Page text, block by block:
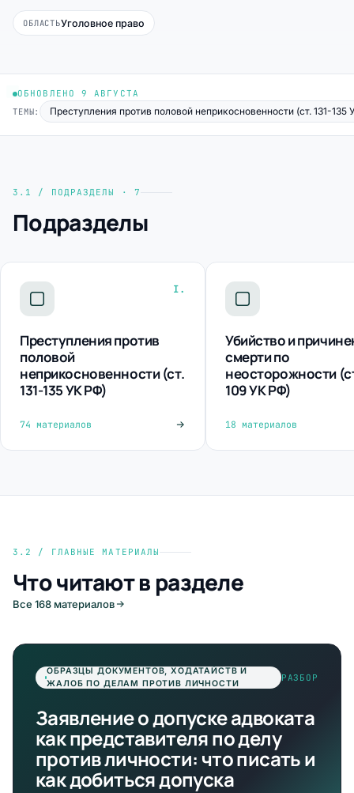
ОБЛАСТЬУголовное право
ОБНОВЛЕНО 9 АВГУСТА
ТЕМЫ:
Преступления против половой неприкосновенности (ст. 131-135
3.1 / ПОДРАЗДЕЛЫ · 7
Подразделы
I.
Преступления против
половой
неприкосновенности (ст.
131-135 УК РФ)
74 материалов
Убийство и
смерти по
неосторожности
109 УК РФ)
18 материалов
3.2 / ГЛАВНЫЕ МАТЕРИАЛЫ
Что читают в разделе
Все 168 материалов
ОБРАЗЦЫ ДОКУМЕНТОВ, ХОДАТАЙСТВ И
ЖАЛОБ ПО ДЕЛАМ ПРОТИВ ЛИЧНОСТИ
РАЗБОР
Заявление о допуске адвоката
как представителя по делу
против личности: что писать и
как добиться допуска